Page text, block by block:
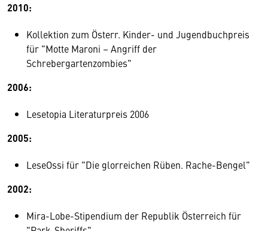
2010:
Kollektion zum Österr. Kinder- und Jugendbuchpreis
für "Motte Maroni – Angriff der
Schrebergartenzombies"
2006:
Lesetopia Literaturpreis 2006
2005:
LeseOssi für "Die glorreichen Rüben. Rache-Bengel"
2002:
Mira-Lobe-Stipendium der Republik Österreich für